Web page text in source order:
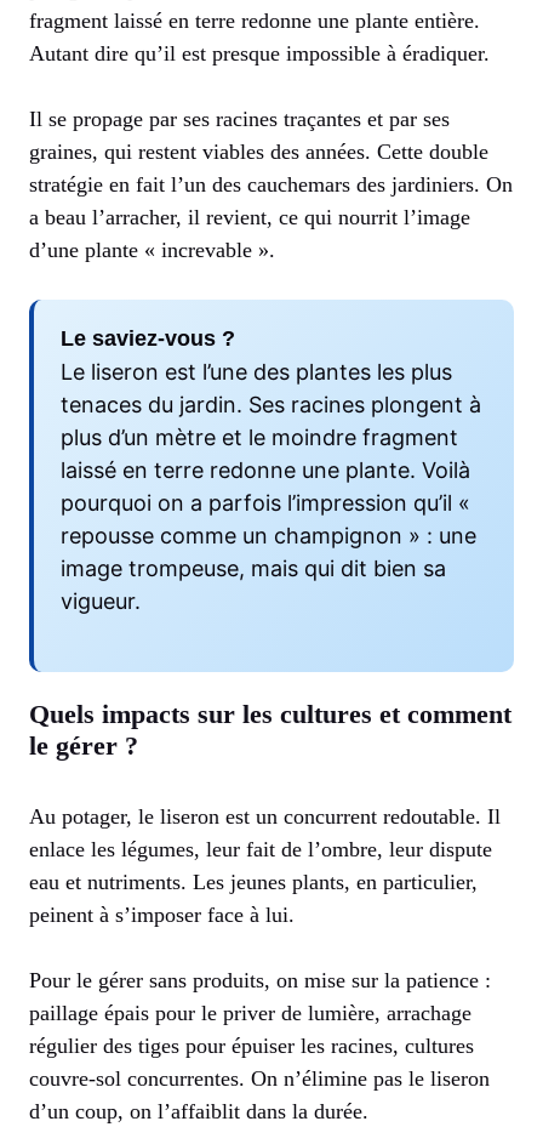
fragment laissé en terre redonne une plante entière.
Autant dire qu’il est presque impossible à éradiquer.
Il se propage par ses racines traçantes et par ses
graines, qui restent viables des années. Cette double
stratégie en fait l’un des cauchemars des jardiniers. On
a beau l’arracher, il revient, ce qui nourrit l’image
d’une plante « increvable ».
Le saviez-vous ?
Le liseron est l’une des plantes les plus
tenaces du jardin. Ses racines plongent à
plus d’un mètre et le moindre fragment
laissé en terre redonne une plante. Voilà
pourquoi on a parfois l’impression qu’il «
repousse comme un champignon » : une
image trompeuse, mais qui dit bien sa
vigueur.
Quels impacts sur les cultures et comment
le gérer ?
Au potager, le liseron est un concurrent redoutable. Il
enlace les légumes, leur fait de l’ombre, leur dispute
eau et nutriments. Les jeunes plants, en particulier,
peinent à s’imposer face à lui.
Pour le gérer sans produits, on mise sur la patience :
paillage épais pour le priver de lumière, arrachage
régulier des tiges pour épuiser les racines, cultures
couvre-sol concurrentes. On n’élimine pas le liseron
d’un coup, on l’affaiblit dans la durée.